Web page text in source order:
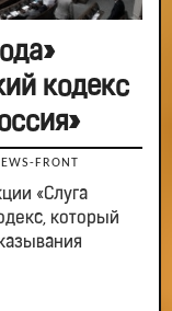
кодекс
FRONT
«Слуга
который